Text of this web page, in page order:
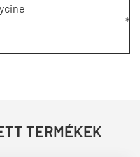
*
TERMÉKEK